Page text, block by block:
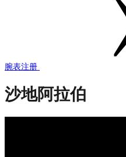
腕表注册
沙地阿拉伯